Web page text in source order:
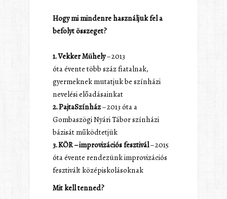
Hogy mi mindenre használjuk fel a
befolyt összeget?
1. Vekker Műhely– 2013
ótaéventetöbb száz fiatalnak,
gyermeknek mutatjuk be színházi
nevelési előadásainkat
2. PajtaSzínház– 2013 óta a
Gombaszögi Nyári Tábor színházi
bázisát működtetjük
3. KÖR – improvizációs fesztivál– 2015
óta évente rendezünk improvizációs
fesztivált középiskolásoknak
Mit kell tenned?